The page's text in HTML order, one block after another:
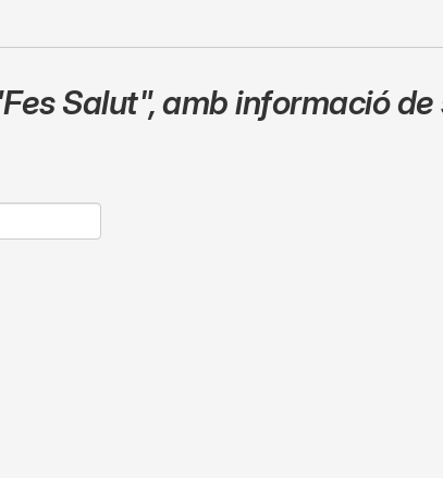
Salut",amb informació